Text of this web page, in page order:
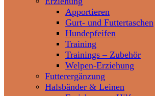
Apportieren
Gurt- und Futtertaschen
Hundepfeifen
Training
Trainings – Zubehör
Welpen-Erziehung
Futterergänzung
Halsbänder & Leinen